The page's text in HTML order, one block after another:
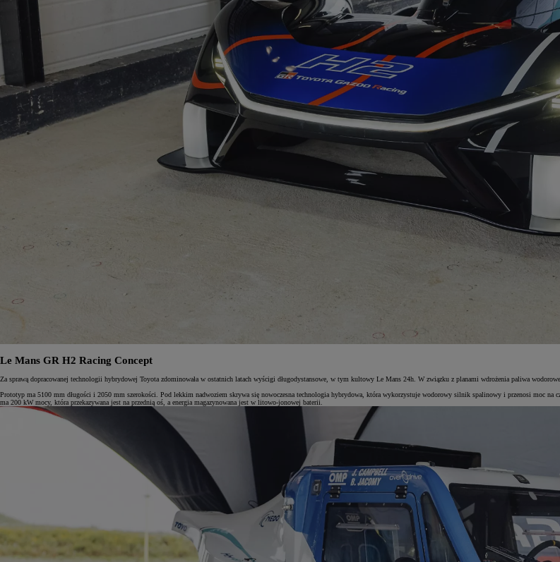
Le Mans GR H2 Racing Concept
Za sprawą dopracowanej technologii hybrydowej Toyota zdominowała w ostatnich latach wyścigi długodystansowe, w tym kultowy Le Mans 24h. W związku z planami wdrożenia paliwa
Prototyp ma 5100 mm długości i 2050 mm szerokości. Pod lekkim nadwoziem skrywa się nowoczesna technologia hybrydowa, która wykorzystuje wodorowy silnik spalinowy i przenosi moc
ma 200 kW mocy, która przekazywana jest na przednią oś, a energia magazynowana jest w litowo-jonowej baterii.